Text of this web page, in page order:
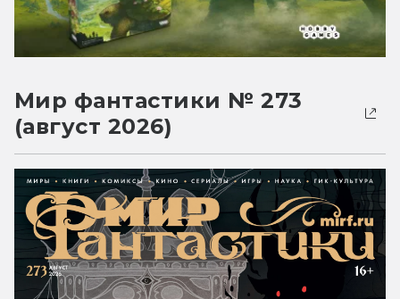
Мир фантастики № 273
(август 2026)